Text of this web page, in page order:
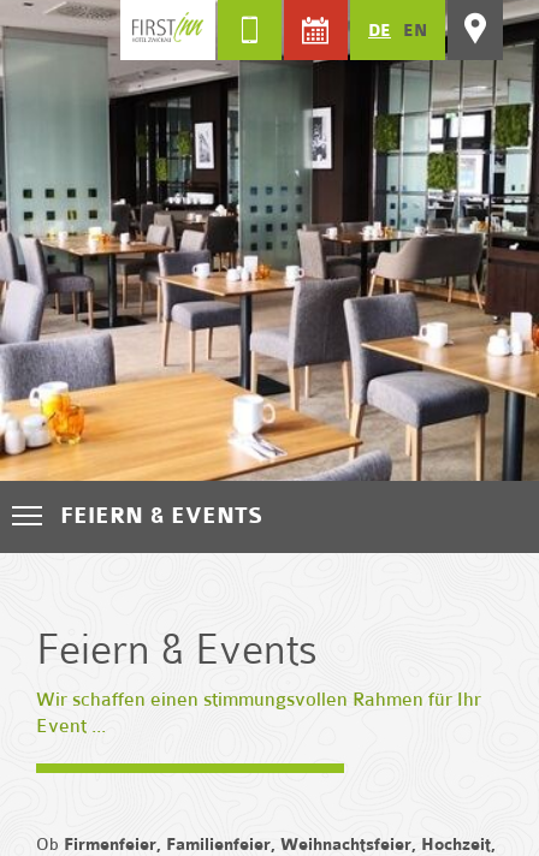
DE EN
FEIERN & EVENTS
Feiern & Events
Wir schaffen einen stimmungsvollen Rahmen für Ihr
Event ...
Ob Firmenfeier, Familienfeier, Weihnachtsfeier, Hochzeit,